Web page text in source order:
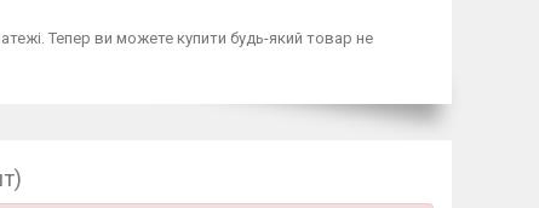
Тепер ви можете купити будь-який товар не